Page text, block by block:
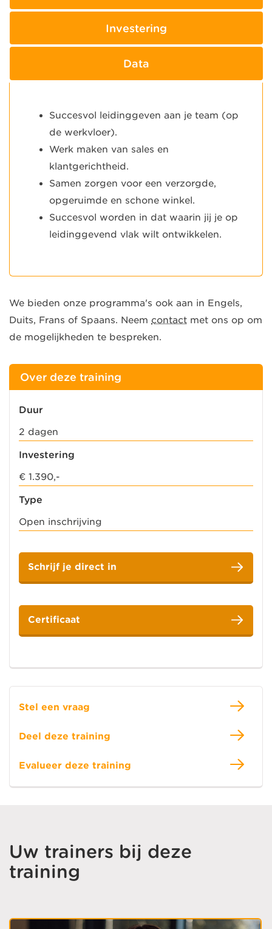
Investering
Data
Succesvol leidinggeven aan je team (op
de werkvloer).
Werk maken van sales en
klantgerichtheid.
Samen zorgen voor een verzorgde,
opgeruimde en schone winkel.
Succesvol worden in dat waarin jij je op
leidinggevend vlak wilt ontwikkelen.
We bieden onze programma's ook aan in Engels,
Duits, Frans of Spaans. Neem contact met ons op om
de mogelijkheden te bespreken.
Over deze training
Duur
2 dagen
Investering
€ 1.390,-
Type
Open inschrijving
Schrijf je direct in
Certificaat
Stel een vraag
Deel deze training
Evalueer deze training
Uw trainers bij deze
training